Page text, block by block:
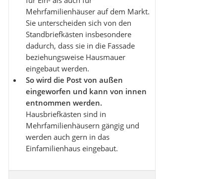
Mehrfamilienhäuser auf dem Markt.
Sie unterscheiden sich von den
Standbriefkästen insbesondere
dadurch, dass sie in die Fassade
beziehungsweise Hausmauer
eingebaut werden.
So wird die Post von außen
eingeworfen und kann von innen
entnommen werden.
Hausbriefkästen sind in
Mehrfamilienhäusern gängig und
werden auch gern in das
Einfamilienhaus eingebaut.